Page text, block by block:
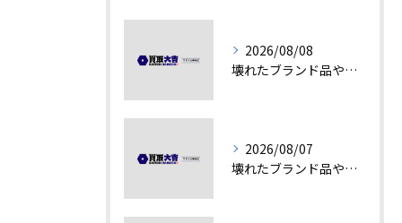
2026/08/08
壊れたブランド品や汚れアクセサリーの買取価値解説
2026/08/07
壊れたブランド品や古物の価値を見極める秘訣